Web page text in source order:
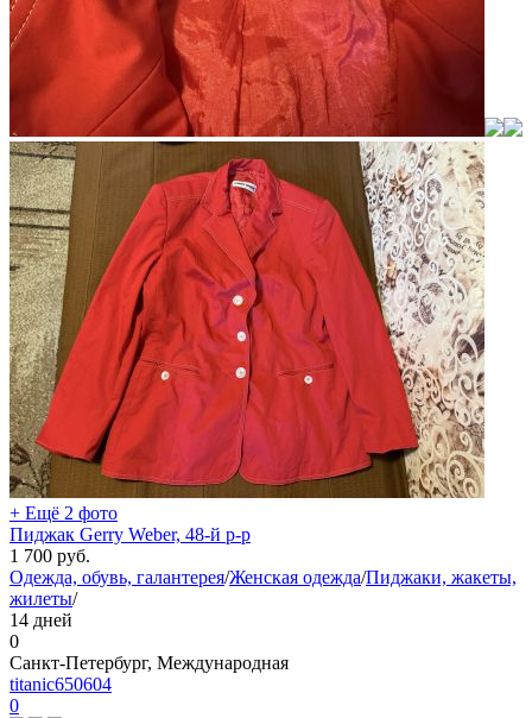
+ Ещё 2 фото
Пиджак Gerry Weber, 48-й р-р
1 700 руб.
Одежда, обувь, галантерея/Женская одежда/Пиджаки, жакеты,
жилеты/
14 дней
0
Санкт-Петербург, Международная
titanic650604
0